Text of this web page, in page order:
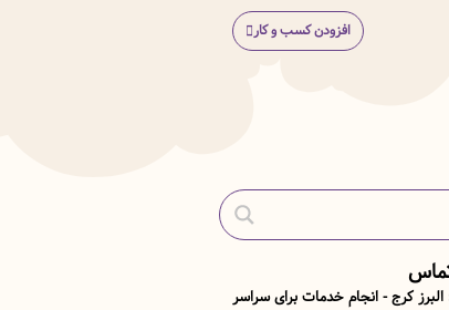
افزودن کسب و کار
کرج - انجام خدمات برای سراسر